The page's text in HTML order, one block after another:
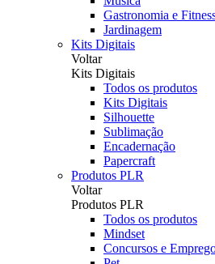
Gastronomia e
Jardinagem
Kits Digitais
Voltar
Kits Digitais
Todos os produtos
Kits Digitais
Silhouette
Sublimação
Encadernação
Papercraft
Produtos PLR
Voltar
Produtos PLR
Todos os produtos
Mindset
Concursos e